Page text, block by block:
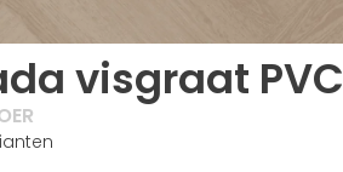
visgraat PVC